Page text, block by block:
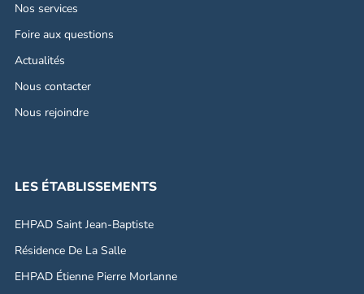
Nos services
Foire aux questions
Actualités
Nous contacter
Nous rejoindre
LES ÉTABLISSEMENTS
EHPAD Saint Jean-Baptiste
Résidence De La Salle
EHPAD Étienne Pierre Morlanne